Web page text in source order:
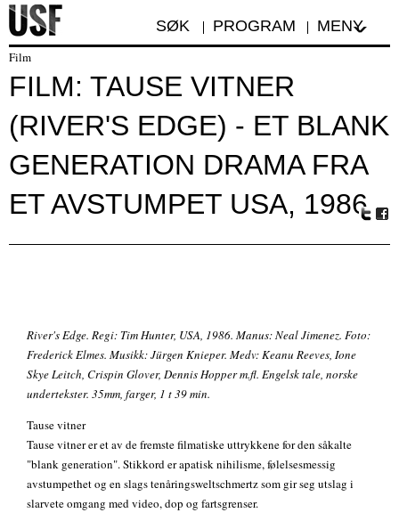
SØK PROGRAM MENY
Film
FILM: TAUSE VITNER
(RIVER'S EDGE) - ET BLANK
GENERATION DRAMA FRA
ET AVSTUMPET USA, 1986
River's Edge. Regi: Tim Hunter, USA, 1986. Manus: Neal Jimenez. Foto:
Frederick Elmes. Musikk: Jürgen Knieper. Medv: Keanu Reeves, Ione
Skye Leitch, Crispin Glover, Dennis Hopper m.fl. Engelsk tale, norske
undertekster. 35mm, farger, 1 t 39 min.
Tause vitner
Tause vitner er et av de fremste filmatiske uttrykkene for den såkalte
"blank generation". Stikkord er apatisk nihilisme, følelsesmessig
avstumpethet og en slags tenåringsweltschmertz som gir seg utslag i
slarvete omgang med video, dop og fartsgrenser.